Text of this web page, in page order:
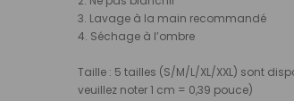
3. Lavage à la main recommandé
4. Séchage à l’ombre
Taille : 5 tailles (S/M/L/XL/XXL) sont
veuillez noter 1 cm = 0,39 pouce)